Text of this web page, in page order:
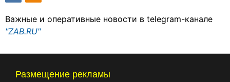
Важные и оперативные новости в telegram-канале
"ZAB.RU"
Размещение рекламы